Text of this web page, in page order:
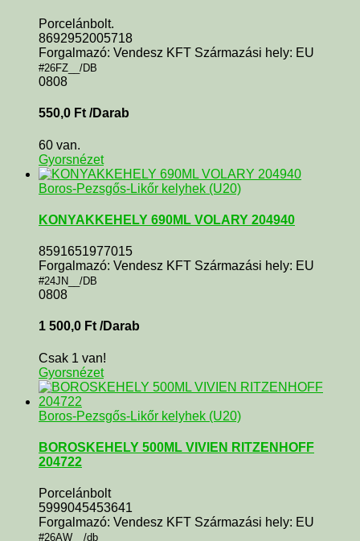
Porcelánbolt.
8692952005718
Forgalmazó: Vendesz KFT Származási hely: EU
#26FZ__/DB
0808
550,0 Ft /Darab
60 van.
Gyorsnézet
Boros-Pezsgős-Likőr kelyhek (U20)
KONYAKKEHELY 690ML VOLARY 204940
8591651977015
Forgalmazó: Vendesz KFT Származási hely: EU
#24JN__/DB
0808
1 500,0 Ft /Darab
Csak 1 van!
Gyorsnézet
Boros-Pezsgős-Likőr kelyhek (U20)
BOROSKEHELY 500ML VIVIEN RITZENHOFF
204722
Porcelánbolt
5999045453641
Forgalmazó: Vendesz KFT Származási hely: EU
#26AW__/db